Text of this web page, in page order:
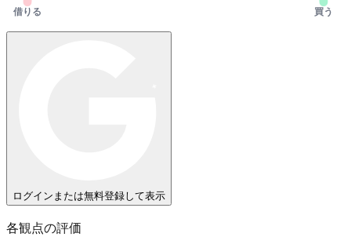
借りる 買う
ログインまたは無料登録して表示
各観点の評価